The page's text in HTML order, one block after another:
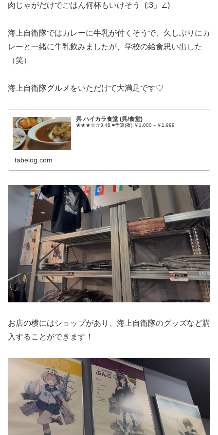
肉じゃがだけでごはん何杯もいけそう_(:3」∠)_
海上自衛隊ではカレーに牛乳が付くそうで、久しぶりにカ
レーと一緒に牛乳飲みましたが、学校の給食思い出した
（笑）
海上自衛隊グルメをいただけて大満足です♡
呉 ハイカラ食堂 (呉/食堂)
★★★☆☆3.48 ■予算(夜):￥1,000～￥1,999
tabelog.com
お店の横にはショップがあり、海上自衛隊のグッズなど購
入することができます！